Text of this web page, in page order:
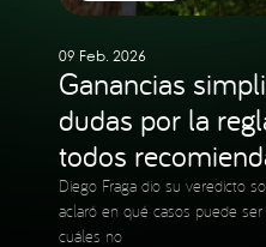
09 Feb. 2026
Ganancias
dudas por la
todos
Diego Fraga dio su veredicto
aclaró en qué casos puede
cuáles no